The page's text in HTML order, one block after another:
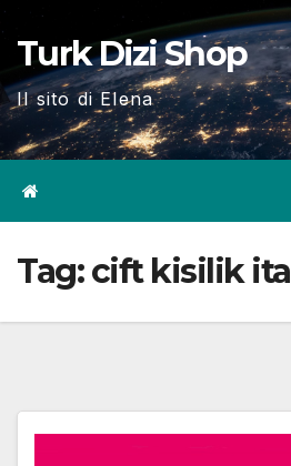
Skip
content
Turk Dizi Shop
Il sito di Elena
Tag:cift kisilik ita